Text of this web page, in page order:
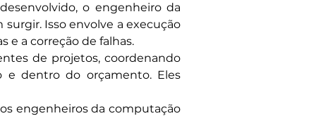
o engenheiro da
Isso envolve a execução
e a correção de falhas.
de projetos, coordenando
e dentro do orçamento. Eles
engenheiros da computação